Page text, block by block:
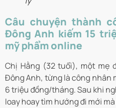
Câu chuyện thành
Đông Anh kiếm 15
mỹ phẩm online
Chị Hằng (32 tuổi), một mẹ
Đông Anh, từng là công nhân
6 triệu đồng/tháng. Sau khi
loay hoay tìm hướng đi mới